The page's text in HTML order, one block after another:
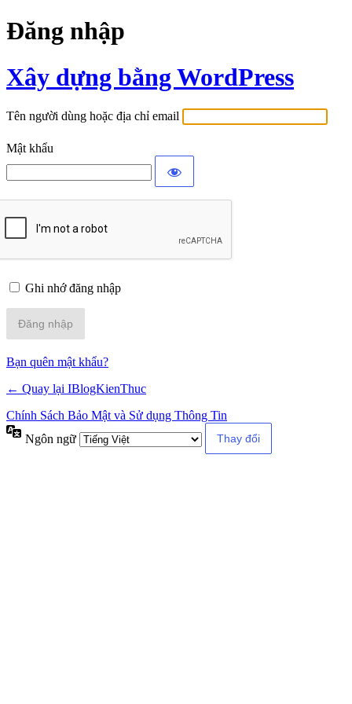
Đăng nhập
Xây dựng bằng WordPress
Tên người dùng hoặc địa chỉ email
Mật khẩu
Ghi nhớ đăng nhập
Alternative:
Bạn quên mật khẩu?
← Quay lại IBlogKienThuc
Chính Sách Bảo Mật và Sử dụng Thông Tin
Ngôn ngữ